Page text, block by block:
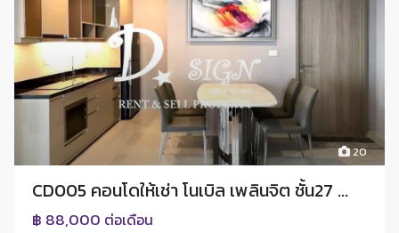
20
CD005 คอนโดให้เช่า โนเบิล เพลินจิต ชั้น27 ...
฿ 88,000 ต่อเดือน